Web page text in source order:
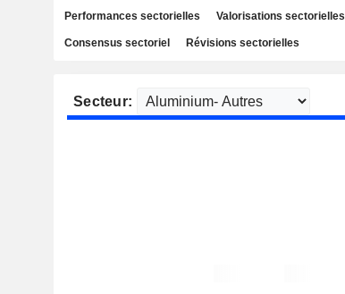
Performances sectorielles Valorisations sectorielles
Consensus sectoriel Révisions sectorielles
Secteur: